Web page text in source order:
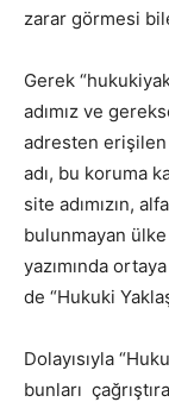
zarar görmesi
Gerek
adımız ve
adresten erişilen
adı, bu koruma
site adımızın,
bulunmayan
yazımında
de “Hukuki
Dolayısıyla
bunları